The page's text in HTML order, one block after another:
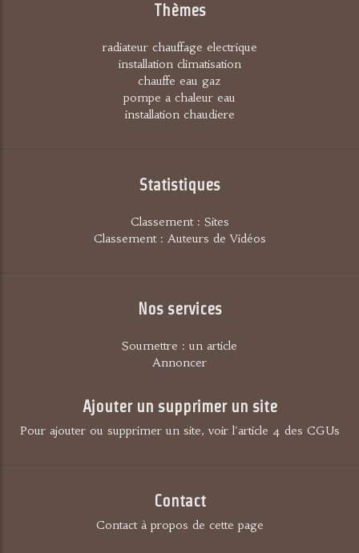
Thèmes
radiateur chauffage electrique
installation climatisation
chauffe eau gaz
pompe a chaleur eau
installation chaudiere
Statistiques
Classement : Sites
Classement : Auteurs de Vidéos
Nos services
Soumettre : un article
Annoncer
Ajouter un supprimer un site
Pour ajouter ou supprimer un site, voir l'article 4 des CGUs
Contact
Contact à propos de cette page